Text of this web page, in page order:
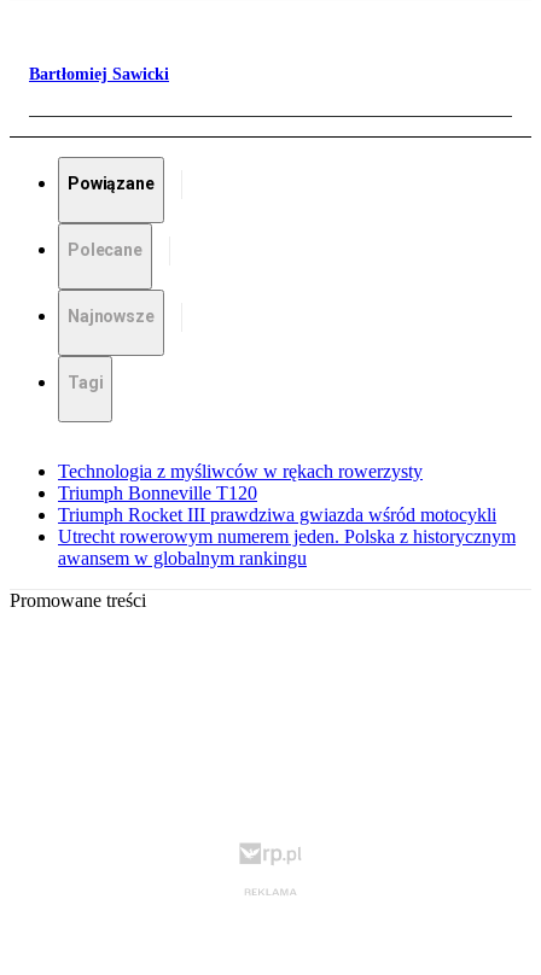
Bartłomiej Sawicki
Powiązane
Polecane
Najnowsze
Tagi
Technologia z myśliwców w rękach rowerzysty
Triumph Bonneville T120
Triumph Rocket III prawdziwa gwiazda wśród motocykli
Utrecht rowerowym numerem jeden. Polska z historycznym
awansem w globalnym rankingu
Promowane treści